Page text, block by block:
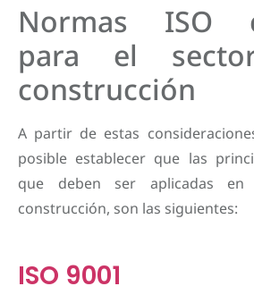
Normas ISO
para el
construcción
A partir de estas
posible establecer que las
que deben ser aplicadas
construcción, son las siguientes:
ISO 9001